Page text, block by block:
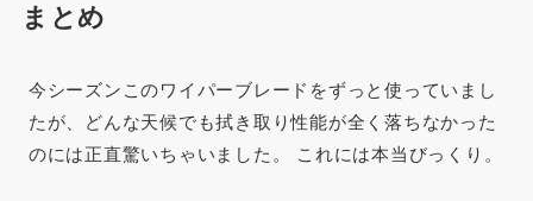
まとめ
今シーズンこのワイパーブレードをずっと使っていまし
たが、どんな天候でも拭き取り性能が全く落ちなかった
のには正直驚いちゃいました。 これには本当びっくり。